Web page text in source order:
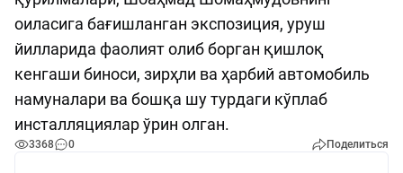
оиласига бағишланган экспозиция, уруш
йилларида фаолият олиб борган қишлоқ
кенгаши биноси, зирҳли ва ҳарбий автомобиль
намуналари ва бошқа шу турдаги кўплаб
инсталляциялар ўрин олган.
3368 0 Поделиться